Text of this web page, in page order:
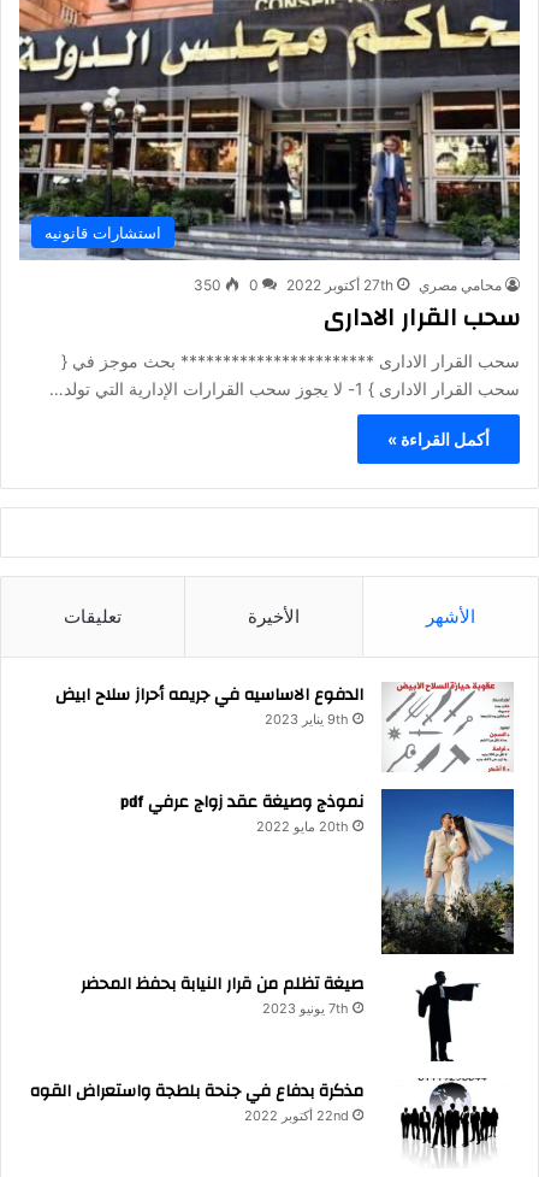
استشارات قانونيه
محامي مصري 27th أكتوبر 2022 0
350
سحب القرار الادارى
سحب القرار الادارى *********************** بحث موجز في {
سحب القرار الادارى } 1- لا يجوز سحب القرارات الإدارية التي تولد…
أكمل القراءة »
الأشهر الأخيرة تعليقات
الدفوع الاساسيه في جريمه أحراز سلاح ابيض
9th يناير 2023
نموذج وصيغة عقد زواج عرفي pdf
20th مايو 2022
صيغة تظلم من قرار النيابة بحفظ المحضر
7th يونيو 2023
مذكرة بدفاع في جنحة بلطجة واستعراض القوه
22nd أكتوبر 2022